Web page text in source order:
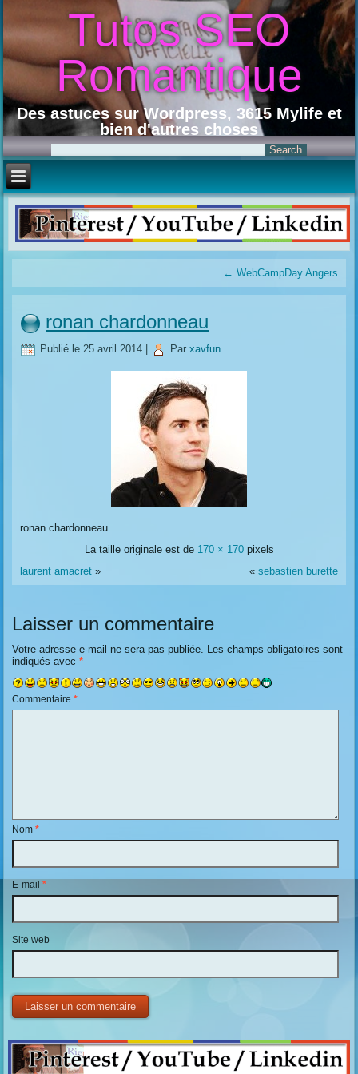
Tutos SEO
Romantique
Des astuces sur Wordpress, 3615 Mylife et
bien d'autres choses
← WebCampDay Angers
ronan chardonneau
Publié le 25 avril 2014 Par xavfun
ronan chardonneau
La taille originale est de 170 × 170pixels
laurent amacret » « sebastien burette
Laisser un commentaire
Votre adresse e-mail ne sera pas publiée. Les champs obligatoires sont
indiqués avec*
Commentaire*
Nom*
E-mail*
Site web